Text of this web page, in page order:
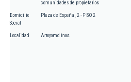
comunidades de propietarios
Domicilio
Social
Plaza de España , 2 - PISO 2
Localidad Arroyomolinos